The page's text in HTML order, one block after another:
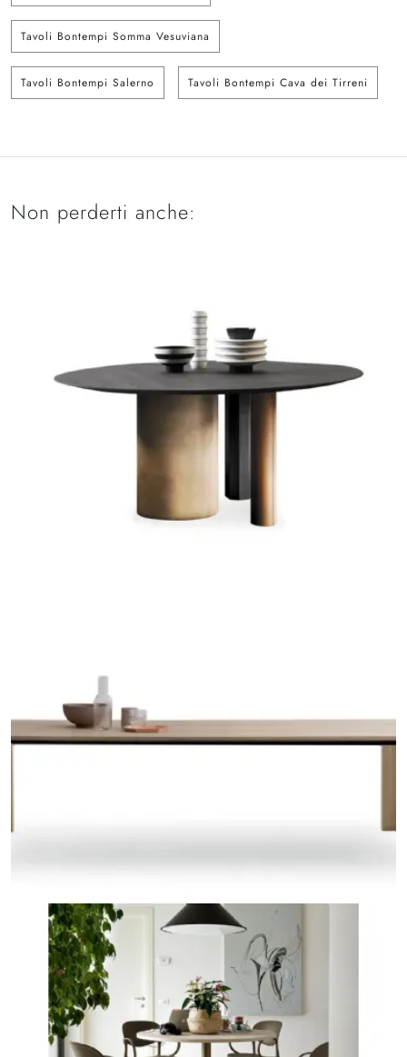
Tavoli Bontempi Somma Vesuviana
Tavoli Bontempi Salerno Tavoli Bontempi Cava dei Tirreni
Non perderti anche: